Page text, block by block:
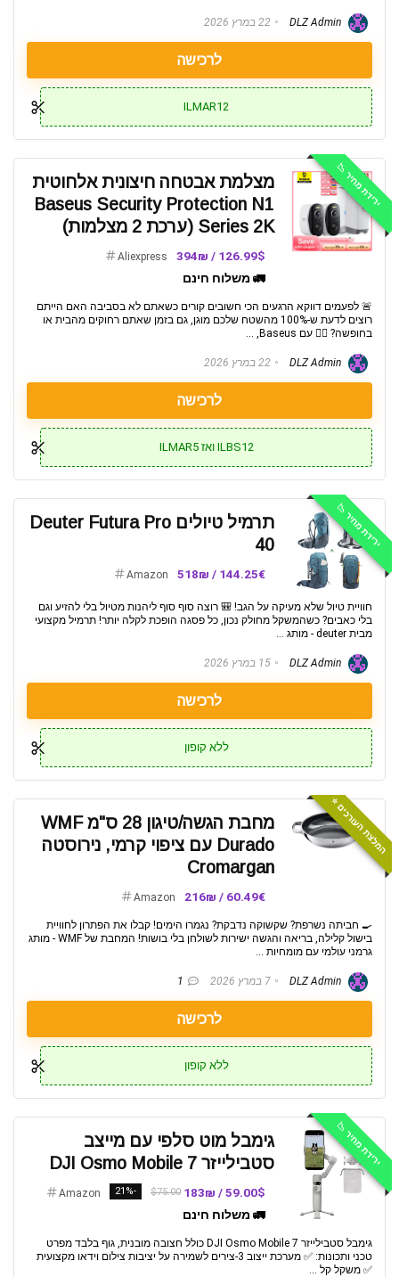
22 במרץ 2026
לרכישה
ILMAR12
ירידת מחיר 📉
מצלמת אבטחה חיצונית אלחוטית
Baseus Security Protection N1
Series 2K (ערכת 2 מצלמות)
126.99$ / 394₪
Aliexpress
🚛 משלוח חינם
🚨 לפעמים דווקא הרגעים הכי חשובים קורים כשאתם לא בסביבה האם הייתם
רוצים לדעת ש-100% מהשטח שלכם מוגן, גם בזמן שאתם רחוקים מהבית או
בחופשה? 🦸‍♂️ עם Baseus, ...
22 במרץ 2026
לרכישה
ILBS12 ואז ILMAR5
ירידת מחיר 📉
תרמיל טיולים Deuter Futura Pro
40
144.25€ / 518₪
Amazon
חוויית טיול שלא מעיקה על הגב! 🎒 רוצה סוף סוף ליהנות מטיול בלי להזיע וגם
בלי כאבים? כשהמשקל מחולק נכון, כל פסגה הופכת לקלה יותר! תרמיל מקצועי
מבית deuter - מותג ...
15 במרץ 2026
לרכישה
ללא קופון
המלצת העורכים ⭐️
מחבת הגשה/טיגון 28 ס"מ WMF
Durado עם ציפוי קרמי, נירוסטה
Cromargan
60.49€ / 216₪
Amazon
🍳 חביתה נשרפת? שקשוקה נדבקת? נגמרו הימים! קבלו את הפתרון לחוויית
בישול קלילה, בריאה והגשה ישירות לשולחן בלי בושות! המחבת של WMF - מותג
גרמני עולמי עם מומחיות ...
7 במרץ 2026 1
לרכישה
ללא קופון
ירידת מחיר 📉
גימבל מוט סלפי עם מייצב
סטבילייזר DJI Osmo Mobile 7
59.00$ / 183₪
$75.00
-21%
Amazon
🚛 משלוח חינם
גימבל סטבילייזר DJI Osmo Mobile 7 כולל חצובה מובנית, גוף בלבד מפרט
טכני ותכונות: ✅️ מערכת ייצוב 3-צירים לשמירה על יציבות צילום וידאו מקצועית
✅️ משקל קל ...